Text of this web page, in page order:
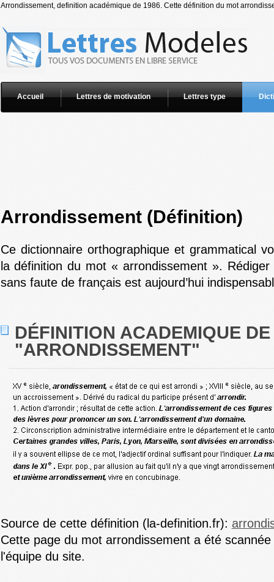
Arrondissement, definition académique de 1986. Cette définition du mot
Accueil Lettres de motivation Lettres type
Arrondissement (Définition)
Ce dictionnaire orthographique et grammatical
la définition du mot « arrondissement ».
sans faute de français est aujourd’hui
DÉFINITION ACADEMIQUE DE
"ARRONDISSEMENT"
Source de cette définition (la-definition.fr):
Cette page du mot arrondissement a été
l'équipe du site.